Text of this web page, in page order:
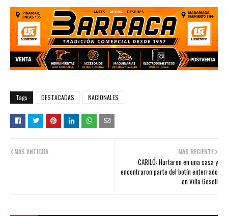
Tags DESTACADAS NACIONALES
MÁS RECIENTE
CARILÓ: Hurtaron en una casa y
encontraron parte del botín enterrado
en Villa Gesell
MÁS ANTIGUA